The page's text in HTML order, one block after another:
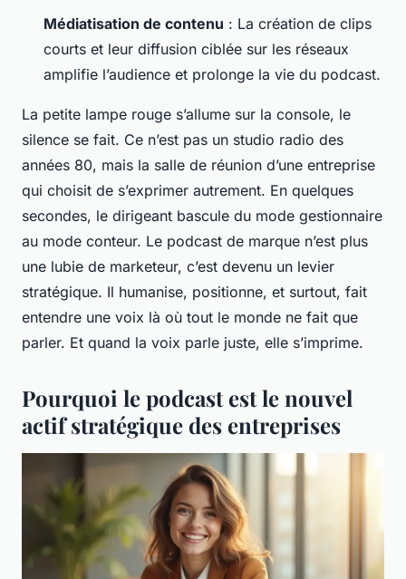
Médiatisation de contenu : La création de clips
courts et leur diffusion ciblée sur les réseaux
amplifie l’audience et prolonge la vie du podcast.
La petite lampe rouge s’allume sur la console, le
silence se fait. Ce n’est pas un studio radio des
années 80, mais la salle de réunion d’une entreprise
qui choisit de s’exprimer autrement. En quelques
secondes, le dirigeant bascule du mode gestionnaire
au mode conteur. Le podcast de marque n’est plus
une lubie de marketeur, c’est devenu un levier
stratégique. Il humanise, positionne, et surtout, fait
entendre une voix là où tout le monde ne fait que
parler. Et quand la voix parle juste, elle s’imprime.
Pourquoi le podcast est le nouvel
actif stratégique des entreprises